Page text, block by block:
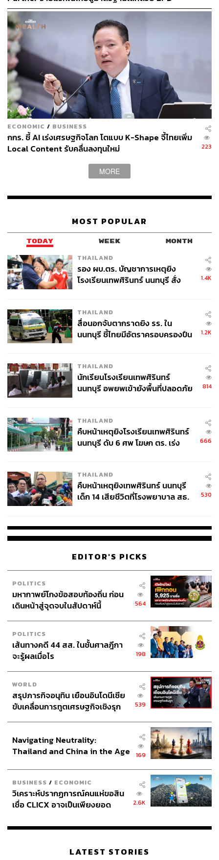
พร้อมใช้อย่างมีประสิทธิภาพและนำไปต่อยอดกับงานจริง
บทบาทของ HR วันนี้จึงไม่ใช่แค่ดูแลหรือพัฒนาพนักงาน แต่
คือการขับเคลื่อนการเปลี่ยนผ่านขององค์กร เธอเน้นย้ำว่า ถ้า
อยากให้คนทั้งองค์กรเปลี่ยน HR ต้องกล้าเปลี่ยนตัวเองก่อน
“เราต้องยอมรับว่า AI เป็น Big Shift ที่มาช่วยปลดล็อก
ศักยภาพคน ยิ่งเราเปิดใจรับและเรียนรู้เร็ว เราจะเติบโตไป
พร้อม AI จึงเริ่มต้นด้วยการ Redesign การทำงานของทีม
HR เองก่อน ปัจจุบันงาน HR กว่า 90% เปลี่ยนเป็น Automate
ทั้งหมด เนื่องจากงาน HR ส่วนใหญ่เป็นงานที่กระบวนการ
ซ้ำๆ และเป็นงานที่กินเวลาคนทำงานมหาศาล การนำ AI เข้า
มาทำแทนในส่วนนี้ เพื่อให้ HR สัมผัสได้ว่า AI มีประโยชน์กับ
การทำงานของพวกเขาจริงๆ และ อีก 10% ที่เหลือ คือส่วน
งานภายนอกที่เราไม่สามารถควบคุมระบบได้โดยตรง เช่น
เปลี่ยนเลนส์มองคนทำงานจาก Job-Based สู่ Skill-
Based แนวคิดตั้งรับ Future-Ready Workforce
ศรินทร์ราชวนมองภาพของ ‘Macroeconomics’ โดยเฉพาะ
มิติ ‘Demographics’ ของไทย ที่ปัจจุบันจำนวนเด็กเกิดน้อย
ขณะที่ประชากรสูงอายุกลับเพิ่มขึ้นอย่างก้าวกระโดด คาด
จะพุ่งสูงถึง 20-25 ล้านคน คนอายุ 50 ปีขึ้นไป จะกลายเป็น
สัดส่วนที่ใหญ่ที่สุดในตลาดแรงงาน
“ตอนนี้อายุเฉลี่ยของคนทั้งองค์กร True อยู่ที่ประมาณ 37-38
พนักงานรุ่นใหญ่อยู่ด้วย คำถามคือ เราจะทำอย่างไรให้
Workforce กลุ่มนี้ยังมีคุณค่า มีพลัง และสร้างอิมแพคให้กับ
ธุรกิจได้ สิ่งสำคัญที่สุดคือสกิล เราเชื่อว่าพนักงานรุ่นใหญ่มี
เทคโนโลยี โจทย์คือ จะทำอย่างไรจึงจะเอาความเก๋ามาบวก
ความเก่งด้านเทคโนโลยี ถ้าเราผสมสองสิ่งนี้เข้าด้วยกันได้
บริษัทเราจะเป็นองค์กรที่เก่งและแข็งแกร่งมากๆ”
เนอเรชันควบคู่กัน ทั้งหมดนี้เกิดจาก Core Value และความ
ตั้งใจจริงที่จะ ‘ไม่ทิ้งใครไว้ข้างหลัง’ บทบาทของ HR วันนี้
ต้องเป็นมากกว่ากองกำลังหลังบ้าน แต่ต้องเป็นฟันเฟืองหลัก
ออกแบบกำลังคนและทักษะแห่งอนาคต”
ในการขับเคลื่อนองค์กร ศรินทร์ราเน้นย้ำว่าการทำ Gap
Analysis เป็นสิ่งสำคัญที่ช่วยให้พนักงานเห็นว่า ทักษะเดิมที่
พวกเขามีไม่ได้หายไปไหน เพียงแต่ต้องเรียนรู้สิ่งใหม่ๆ เพิ่ม
เติมขึ้นเท่านั้น
รู้สึกปลอดภัยทางใจ เพื่อให้พนักงานมั่นใจว่าเราไม่ได้นำ AI
เข้ามาเพื่อทดแทนทุกอย่าง แต่ต้องการช่วยเขาเปลี่ยน
Mindset ว่าทุกงานมีคุณค่าในตัวเอง”
แนวทางการสร้าง Future-Ready Workforce สำหรับโลก AI
ของทรู จึงไม่ได้โฟกัสแค่การ Upskill Reskill แต่คือการ
‘Redesign’ ศักยภาพของคน ผ่าน 3 แนวทางเพื่อให้เกิด
Workforce ยุคใหม่ในองค์กร หนึ่งคือ Data Analytics ใช้
ดาต้าเข้ามาวิเคราะห์เพื่อการตัดสินใจที่แม่นยำ สองคือ
Skills เร่งปรับเปลี่ยนทักษะใหม่ให้กับพนักงาน และสามคือ
การทำ Focus Group รับฟังเสียงของคนทำงาน
“เราทำ Focus Group กับคนในองค์กรเยอะมาก เพื่อเรียนรู้ว่า
พนักงานแต่ละกลุ่มมีความต้องการอะไร มีทักษะแบบไหน
และอยากเปลี่ยนผ่านตัวเองไปในทิศทางใด การทำงานร่วม
กันและมีช่องทางการรับฟังเสียงพนักงานที่มีประสิทธิภาพ
สิ่งที่พวกเขาต้องการมาทำให้เกิดขึ้นจริง”
คำว่า Redesign ในมุมมองของทรู คือการเปลี่ยนวิธีสร้าง
International พร้อมชูแนวคิด Global Standards for
Global Sustainable Living ส่งมอบบ้านคุณภาพ ลด
ผลกระทบต่อสิ่งแวดล้อม พร้อมปั้นนักออกแบบที่ใส่ใจโลก
ECONOMIC / BUSINESS
กกร. ชี้ AI เร่งเศรษฐกิจโลก โตแบบ K-Shape จี้ไทยเพิ่ม
Local Content รับคลื่นลงทุนใหม่
223
MORE
MOST POPULAR
TODAY WEEK MONTH
THAILAND
รอง ผบ.ตร. บัญชาการเหตุยิง
โรงเรียนเทพศิรินทร์ นนทบุรี สั่ง
1.4K
THAILAND
สื่อนอกจับตากราดยิง รร. ใน
นนทบุรี ชี้ไทยมีอัตราครอบครองปืน
1.2K
THAILAND
นักเรียนโรงเรียนเทพศิรินทร์
นนทบุรี อพยพเข้ายังพื้นที่ปลอดภัย
814
THAILAND
คืบหน้าเหตุยิงโรงเรียนเทพศิรินทร์
นนทบุรี ดับ 6 ศพ โฆษก ตร. เร่ง
666
THAILAND
คืบหน้าเหตุยิงเทพศิรินทร์ นนทบุรี
เด็ก 14 เสียชีวิตที่โรงพยาบาล สธ.
530
EDITOR'S PICKS
POLITICS
มหากาพย์โกงข้อสอบท้องถิ่น ก่อน
เดินหน้าสู่จุดจบในสัปดาห์นี้
564
POLITICS
เส้นทางคดี 44 สส. ในชั้นศาลฎีกา
จะรู้ผลเมื่อไร
198
WORLD
สรุปภารกิจอนุทิน เยือนอินโดนีเซีย
ขับเคลื่อนการทูตเศรษฐกิจเชิงรุก
539
Navigating Neutrality:
Thailand and China in the Age
169
BUSINESS / ECONOMIC
วิเคราะห์ปรากฏการณ์คนแห่ขอสิน
เชื่อ CLICX อาจเป็นเพียงยอด
เรือนไทยที่ถูกซุกไว้
2.6K
LATEST STORIES